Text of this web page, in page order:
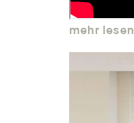
mehr lesen